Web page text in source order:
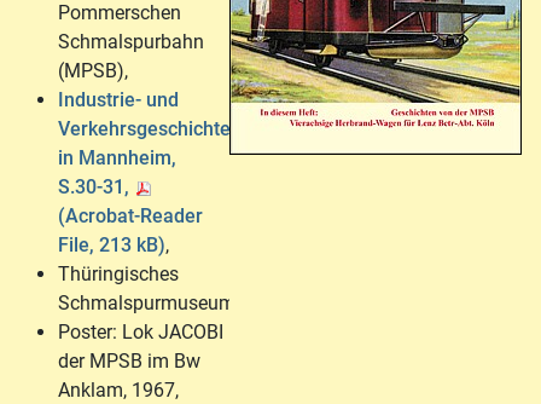
Pommerschen
Schmalspurbahn
(MPSB),
Industrie- und
Verkehrsgeschichte
in Mannheim,
S.30-31,
(Acrobat-Reader
File, 213 kB),
Thüringisches
Schmalspurmuseum,
Poster: Lok JACOBI
der MPSB im Bw
Anklam, 1967,